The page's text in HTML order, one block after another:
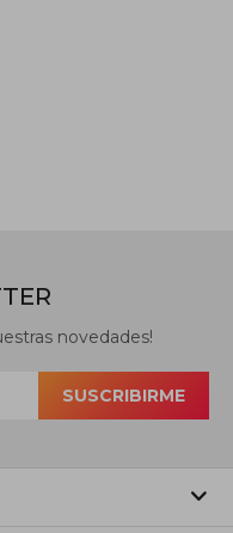
novedades!
SUSCRIBIRME